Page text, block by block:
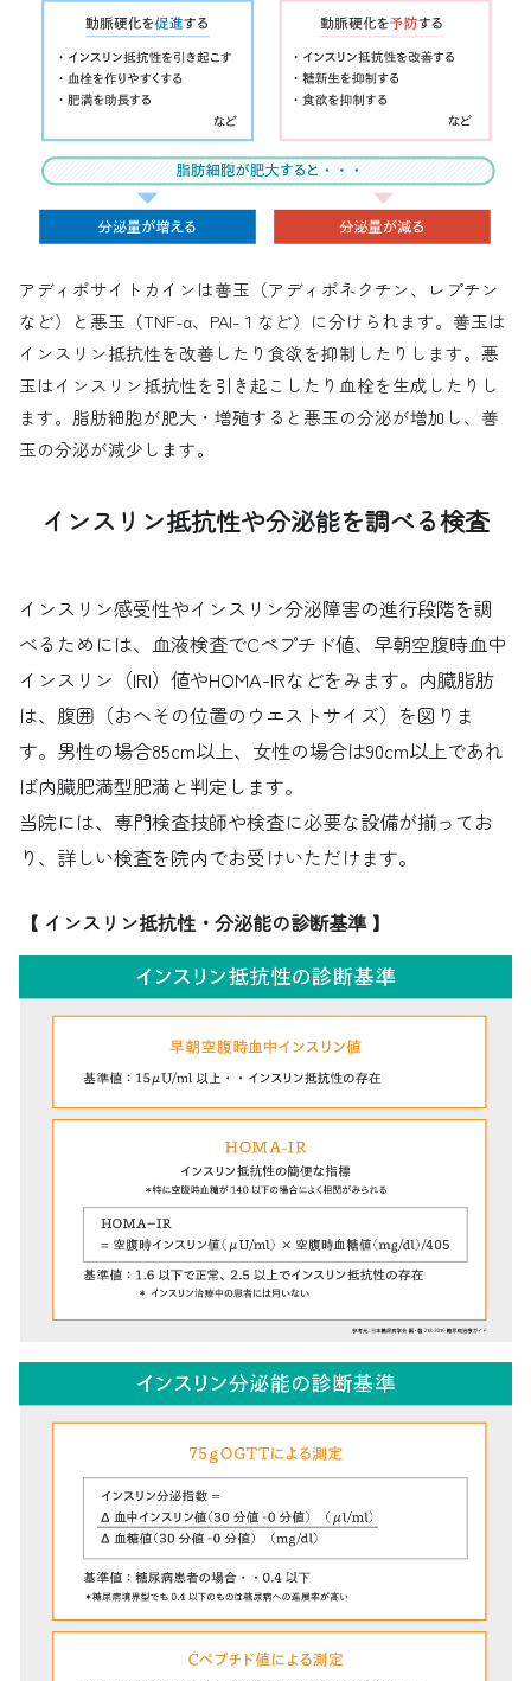
アディポサイトカインは善玉（アディポネクチン、レプチン
など）と悪玉（TNF-α、PAI-１など）に分けられます。善玉は
インスリン抵抗性を改善したり食欲を抑制したりします。悪
玉はインスリン抵抗性を引き起こしたり血栓を生成したりし
ます。脂肪細胞が肥大・増殖すると悪玉の分泌が増加し、善
玉の分泌が減少します。
インスリン抵抗性や分泌能を調べる検査
インスリン感受性やインスリン分泌障害の進行段階を調
べるためには、血液検査でCペプチド値、早朝空腹時血中
インスリン（IRI）値やHOMA-IRなどをみます。内臓脂肪
は、腹囲（おへその位置のウエストサイズ）を図りま
す。男性の場合85cm以上、女性の場合は90cm以上であれ
ば内臓肥満型肥満と判定します。
当院には、専門検査技師や検査に必要な設備が揃ってお
り、詳しい検査を院内でお受けいただけます。
【 インスリン抵抗性・分泌能の診断基準 】